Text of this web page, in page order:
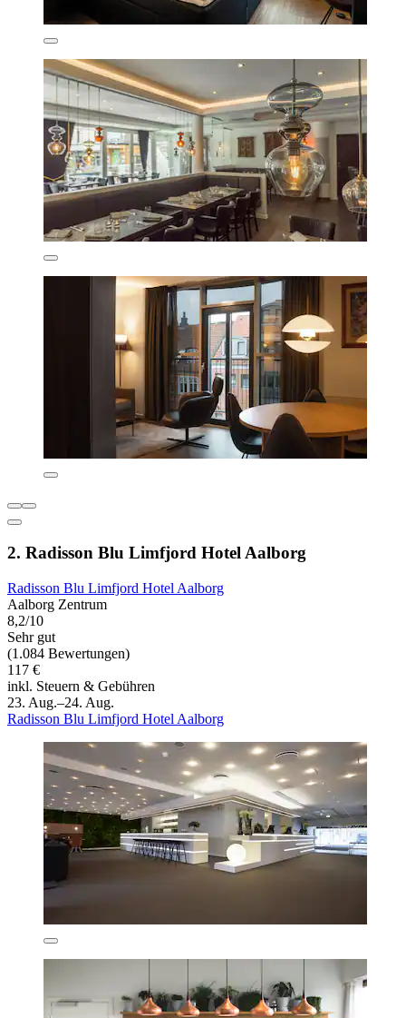
2. Radisson Blu Limfjord Hotel Aalborg
Radisson Blu Limfjord Hotel Aalborg
Aalborg Zentrum
8,2/10
Sehr gut
(1.084 Bewertungen)
117 €
inkl. Steuern & Gebühren
23. Aug.–24. Aug.
Radisson Blu Limfjord Hotel Aalborg